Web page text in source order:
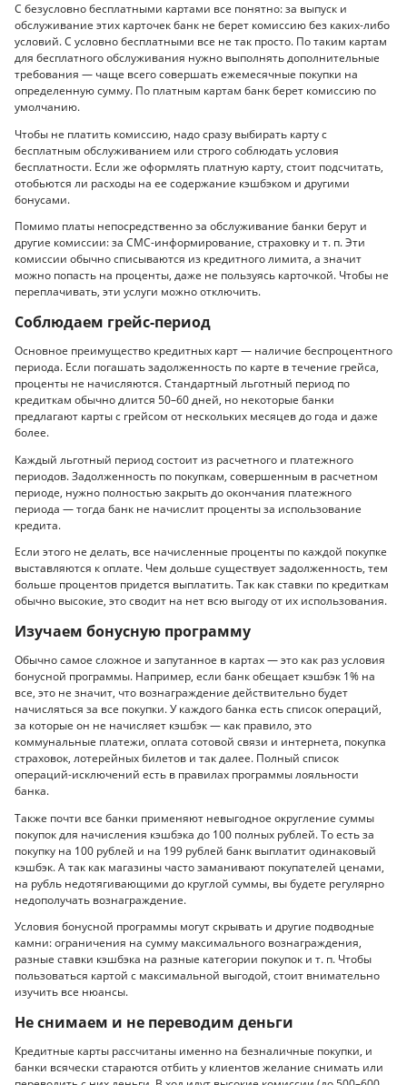
С безусловно бесплатными картами все понятно: за выпуск и
обслуживание этих карточек банк не берет комиссию без каких-либо
условий. С условно бесплатными все не так просто. По таким картам
для бесплатного обслуживания нужно выполнять дополнительные
требования — чаще всего совершать ежемесячные покупки на
определенную сумму. По платным картам банк берет комиссию по
умолчанию.
Чтобы не платить комиссию, надо сразу выбирать карту с
бесплатным обслуживанием или строго соблюдать условия
бесплатности. Если же оформлять платную карту, стоит подсчитать,
отобьются ли расходы на ее содержание кэшбэком и другими
бонусами.
Помимо платы непосредственно за обслуживание банки берут и
другие комиссии: за СМС-информирование, страховку и т. п. Эти
комиссии обычно списываются из кредитного лимита, а значит
можно попасть на проценты, даже не пользуясь карточкой. Чтобы не
переплачивать, эти услуги можно отключить.
Соблюдаем грейс-период
Основное преимущество кредитных карт — наличие беспроцентного
периода. Если погашать задолженность по карте в течение грейса,
проценты не начисляются. Стандартный льготный период по
кредиткам обычно длится 50–60 дней, но некоторые банки
предлагают карты с грейсом от нескольких месяцев до года и даже
более.
Каждый льготный период состоит из расчетного и платежного
периодов. Задолженность по покупкам, совершенным в расчетном
периоде, нужно полностью закрыть до окончания платежного
периода — тогда банк не начислит проценты за использование
кредита.
Если этого не делать, все начисленные проценты по каждой покупке
выставляются к оплате. Чем дольше существует задолженность, тем
больше процентов придется выплатить. Так как ставки по кредиткам
обычно высокие, это сводит на нет всю выгоду от их использования.
Изучаем бонусную программу
Обычно самое сложное и запутанное в картах — это как раз условия
бонусной программы. Например, если банк обещает кэшбэк 1% на
все, это не значит, что вознаграждение действительно будет
начисляться за все покупки. У каждого банка есть список операций,
за которые он не начисляет кэшбэк — как правило, это
коммунальные платежи, оплата сотовой связи и интернета, покупка
страховок, лотерейных билетов и так далее. Полный список
операций-исключений есть в правилах программы лояльности
банка.
Также почти все банки применяют невыгодное округление суммы
покупок для начисления кэшбэка до 100 полных рублей. То есть за
покупку на 100 рублей и на 199 рублей банк выплатит одинаковый
кэшбэк. А так как магазины часто заманивают покупателей ценами,
на рубль недотягивающими до круглой суммы, вы будете регулярно
недополучать вознаграждение.
Условия бонусной программы могут скрывать и другие подводные
камни: ограничения на сумму максимального вознаграждения,
разные ставки кэшбэка на разные категории покупок и т. п. Чтобы
пользоваться картой с максимальной выгодой, стоит внимательно
изучить все нюансы.
Не снимаем и не переводим деньги
Кредитные карты рассчитаны именно на безналичные покупки, и
банки всячески стараются отбить у клиентов желание снимать или